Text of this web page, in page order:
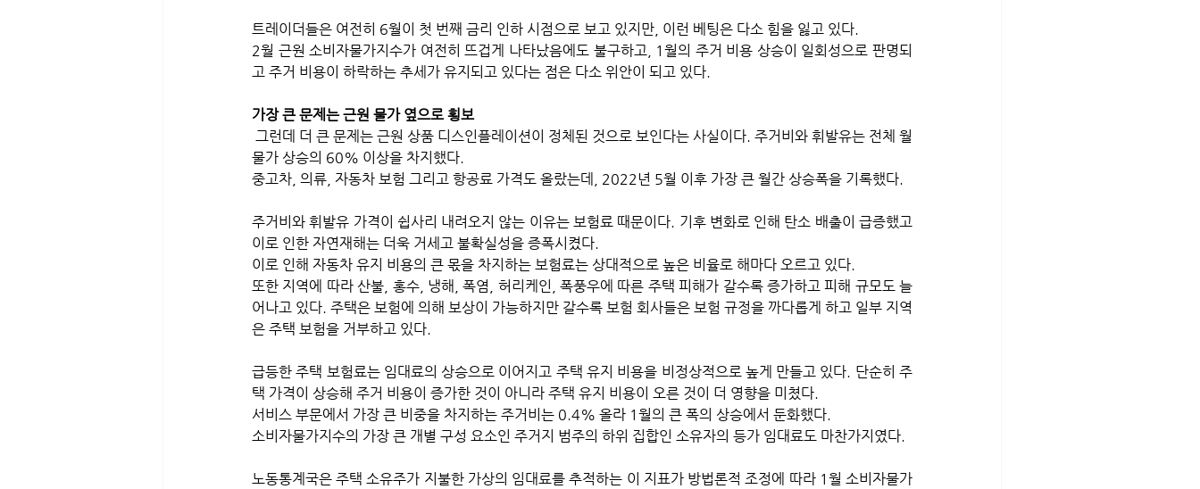
트레이더들은 여전히 6월이 첫 번째 금리 인하 시점으로 보고 있지만, 이런 베팅은 다소 힘을 잃고 있다.
2월 근원 소비자물가지수가 여전히 뜨겁게 나타났음에도 불구하고, 1월의 주거 비용 상승이 일회성으로 판명되
고 주거 비용이 하락하는 추세가 유지되고 있다는 점은 다소 위안이 되고 있다.
가장 큰 문제는 근원 물가 옆으로 횡보
물가 상승의 60% 이상을 차지했다.
중고차, 의류, 자동차 보험 그리고 항공료 가격도 올랐는데, 2022년 5월 이후 가장 큰 월간 상승폭을 기록했다.
주거비와 휘발유 가격이 쉽사리 내려오지 않는 이유는 보험료 때문이다. 기후 변화로 인해 탄소 배출이 급증했고
이로 인한 자연재해는 더욱 거세고 불확실성을 증폭시켰다.
이로 인해 자동차 유지 비용의 큰 몫을 차지하는 보험료는 상대적으로 높은 비율로 해마다 오르고 있다.
또한 지역에 따라 산불, 홍수, 냉해, 폭염, 허리케인, 폭풍우에 따른 주택 피해가 갈수록 증가하고 피해 규모도 늘
어나고 있다. 주택은 보험에 의해 보상이 가능하지만 갈수록 보험 회사들은 보험 규정을 까다롭게 하고 일부 지역
은 주택 보험을 거부하고 있다.
급등한 주택 보험료는 임대료의 상승으로 이어지고 주택 유지 비용을 비정상적으로 높게 만들고 있다. 단순히 주
택 가격이 상승해 주거 비용이 증가한 것이 아니라 주택 유지 비용이 오른 것이 더 영향을 미쳤다.
서비스 부문에서 가장 큰 비중을 차지하는 주거비는 0.4% 올라 1월의 큰 폭의 상승에서 둔화했다.
소비자물가지수의 가장 큰 개별 구성 요소인 주거지 범주의 하위 집합인 소유자의 등가 임대료도 마찬가지였다.
노동통계국은 주택 소유주가 지불한 가상의 임대료를 추적하는 이 지표가 방법론적 조정에 따라 1월 소비자물가